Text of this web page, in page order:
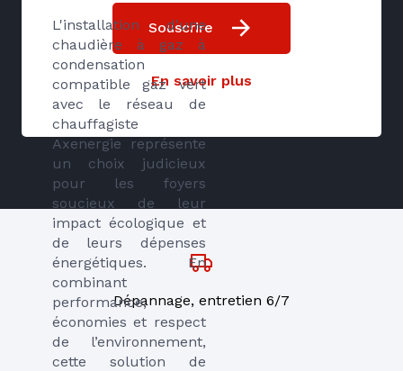
L'installation d'une
chaudière à gaz à
condensation
compatible gaz vert
avec le réseau de
chauffagiste
Axenergie représente
un choix judicieux
pour les foyers
soucieux de leur
impact écologique et
de leurs dépenses
énergétiques. En
combinant
performance,
économies et respect
de l’environnement,
cette solution de
Souscrire
En savoir plus
Dépannage, entretien 6/7